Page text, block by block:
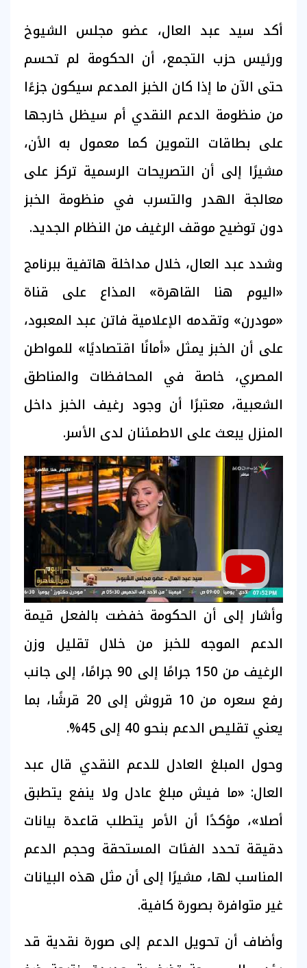
أكد سيد عبد العال، عضو مجلس الشيوخ
ورئيس حزب التجمع، أن الحكومة لم تحسم
حتى الآن ما إذا كان الخبز المدعم سيكون جزءًا
من منظومة الدعم النقدي أم سيظل خارجها
على بطاقات التموين كما معمول به الأن،
مشيرًا إلى أن التصريحات الرسمية تركز على
معالجة الهدر والتسرب في منظومة الخبز
دون توضيح موقف الرغيف من النظام الجديد.
وشدد عبد العال، خلال مداخلة هاتفية ببرنامج
«اليوم هنا القاهرة» المذاع على قناة
«مودرن» وتقدمه الإعلامية فاتن عبد المعبود،
على أن الخبز يمثل «أمانًا اقتصاديًا» للمواطن
المصري، خاصة في المحافظات والمناطق
الشعبية، معتبرًا أن وجود رغيف الخبز داخل
المنزل يبعث على الاطمئنان لدى الأسر.
وأشار إلى أن الحكومة خفضت بالفعل قيمة
الدعم الموجه للخبز من خلال تقليل وزن
الرغيف من 150 جرامًا إلى 90 جرامًا، إلى جانب
رفع سعره من 10 قروش إلى 20 قرشًا، بما
يعني تقليص الدعم بنحو 40 إلى 45%.
وحول المبلغ العادل للدعم النقدي قال عبد
العال: «ما فيش مبلغ عادل ولا ينفع يتطبق
أصلا»، مؤكدًا أن الأمر يتطلب قاعدة بيانات
دقيقة تحدد الفئات المستحقة وحجم الدعم
المناسب لها، مشيرًا إلى أن مثل هذه البيانات
غير متوافرة بصورة كافية.
وأضاف أن تحويل الدعم إلى صورة نقدية قد